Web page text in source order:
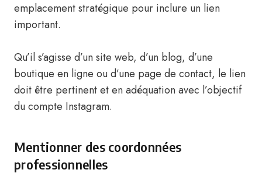
emplacement stratégique pour inclure un lien
important.
Qu’il s’agisse d’un site web, d’un blog, d’une
boutique en ligne ou d’une page de contact, le lien
doit être pertinent et en adéquation avec l’objectif
du compte Instagram.
Mentionner des coordonnées
professionnelles